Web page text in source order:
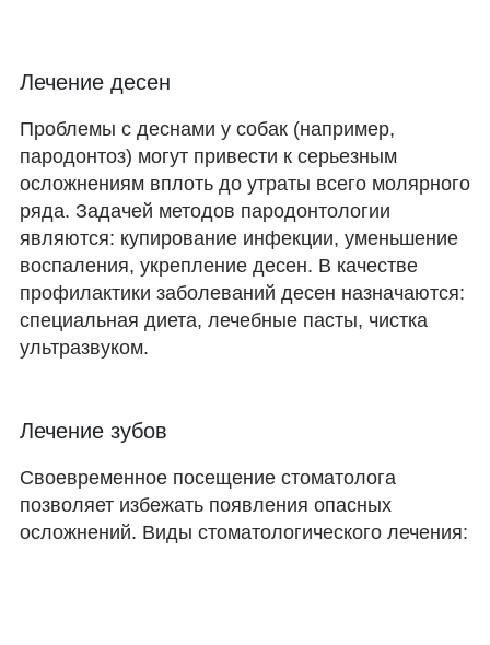
Лечение десен
Проблемы с деснами у собак (например,
пародонтоз) могут привести к серьезным
осложнениям вплоть до утраты всего молярного
ряда. Задачей методов пародонтологии
являются: купирование инфекции, уменьшение
воспаления, укрепление десен. В качестве
профилактики заболеваний десен назначаются:
специальная диета, лечебные пасты, чистка
ультразвуком.
Лечение зубов
Своевременное посещение стоматолога
позволяет избежать появления опасных
осложнений. Виды стоматологического лечения: